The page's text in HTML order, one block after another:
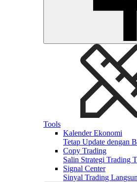
Tools
Kalender Ekonomi
Tetap Update dengan
Copy Trading
Salin Strategi Trading
Signal Center
Sinyal Trading